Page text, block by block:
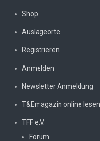
Shop
Auslageorte
Registrieren
Anmelden
Newsletter Anmeldung
T&Emagazin online lesen
TFF e.V.
Forum